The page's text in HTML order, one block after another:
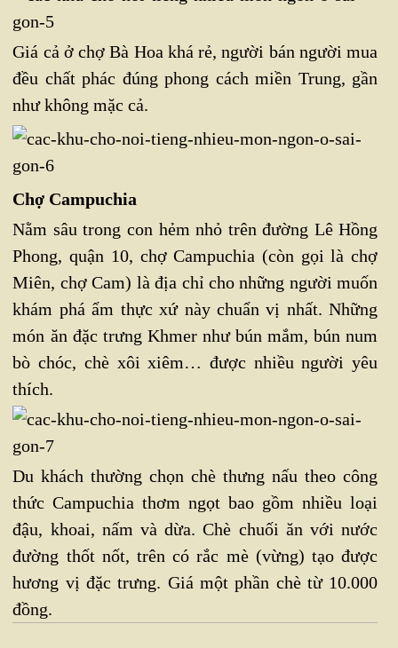
Giá cả ở chợ Bà Hoa khá rẻ, người bán người mua
đều chất phác đúng phong cách miền Trung, gần
như không mặc cả.
Chợ Campuchia
Nằm sâu trong con hẻm nhỏ trên đường Lê Hồng
Phong, quận 10, chợ Campuchia (còn gọi là chợ
Miên, chợ Cam) là địa chỉ cho những người muốn
khám phá ẩm thực xứ này chuẩn vị nhất. Những
món ăn đặc trưng Khmer như bún mắm, bún num
bò chóc, chè xôi xiêm… được nhiều người yêu
thích.
Du khách thường chọn chè thưng nấu theo công
thức Campuchia thơm ngọt bao gồm nhiều loại
đậu, khoai, nấm và dừa. Chè chuối ăn với nước
đường thốt nốt, trên có rắc mè (vừng) tạo được
hương vị đặc trưng. Giá một phần chè từ 10.000
đồng.